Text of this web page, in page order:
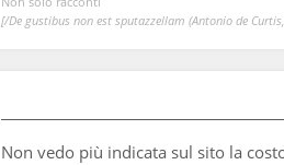
[/De gustibus non est sputazzellam (Antonio de
Non vedo più indicata sul sito la